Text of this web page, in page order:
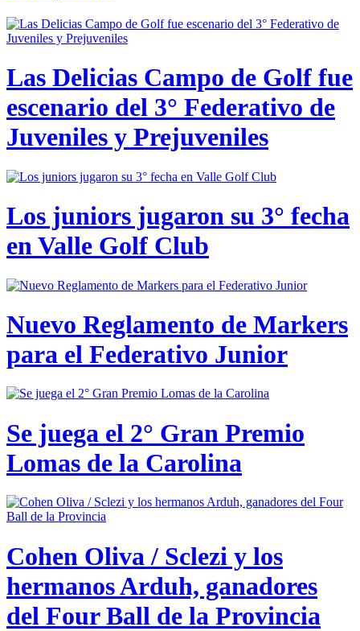
Las Delicias Campo de Golf fue
escenario del 3° Federativo de
Juveniles y Prejuveniles
Los juniors jugaron su 3° fecha
en Valle Golf Club
Nuevo Reglamento de Markers
para el Federativo Junior
Se juega el 2° Gran Premio
Lomas de la Carolina
Cohen Oliva / Sclezi y los
hermanos Arduh, ganadores
del Four Ball de la Provincia